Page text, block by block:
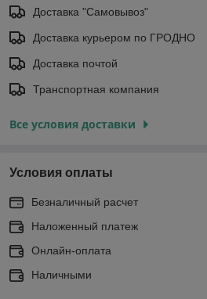
Доставка "Самовывоз"
Доставка курьером по ГРОДНО
Доставка почтой
Транспортная компания
Все условия доставки
Условия оплаты
Безналичный расчет
Наложенный платеж
Онлайн-оплата
Наличными